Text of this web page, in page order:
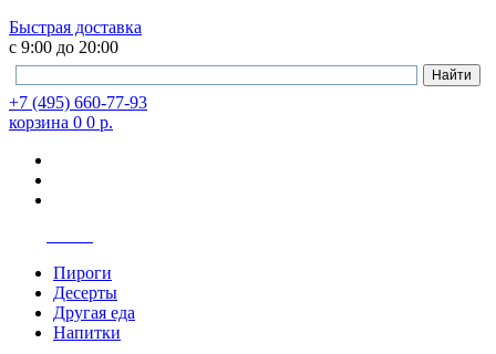
Быстрая доставка
c 9:00 до 20:00
+7 (495) 660-77-93
корзина 0 0 р.
Пироги
Десерты
Другая еда
Напитки